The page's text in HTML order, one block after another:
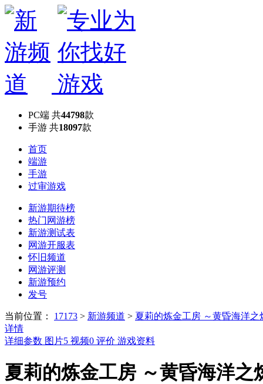
PC端 共44798款
手游 共18097款
首页
端游
手游
过审游戏
新游期待榜
热门网游榜
新游测试表
网游开服表
怀旧频道
网游评测
新游预约
发号
当前位置： 17173 > 新游频道 > 夏莉的炼金工房 ～黄昏海洋
详情
详细参数 图片5 视频0 评价 游戏资料
夏莉的炼金工房 ～黄昏海洋之